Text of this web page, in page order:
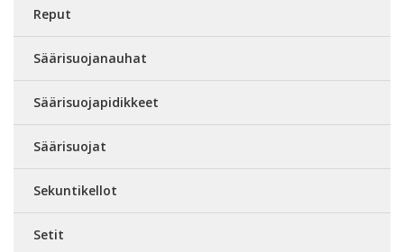
Reput
Säärisuojanauhat
Säärisuojapidikkeet
Säärisuojat
Sekuntikellot
Setit